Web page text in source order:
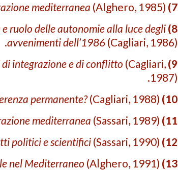
7)
mediterranea (Alghero, 1985).
8)
ruolo delle autonomie alla luce degli
avveni­menti dell’1986 (Cagliari, 1986).
9)
integrazio­ne e di conflitto (Cagliari,
1987).
10)
perma­nente?(Cagliari, 1988).
11)
mediterranea (Sassari, 1989).
12)
politici e scientifici(Sassari, 1990).
13)
nel Mediterraneo (Alghero, 1991).